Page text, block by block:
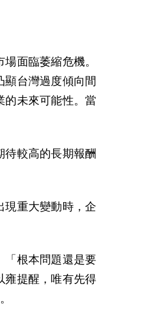
面臨萎縮危機。
顯台灣過度傾向間
的未來可能性。當
待較高的長期報酬
現重大變動時，企
「根本問題還是要
雍提醒，唯有先得